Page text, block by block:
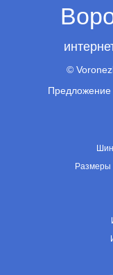
©
Предложение
Размеры